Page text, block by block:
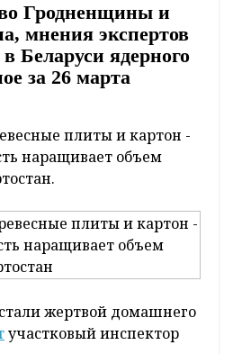
Гродненщины и
мнения экспертов
Беларуси ядерного
за 26 марта
плиты и картон -
наращивает объем
жертвой домашнего
участковый инспектор